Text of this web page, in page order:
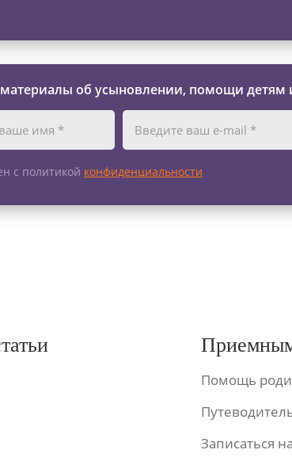
об усыновлении, помощи детям
с политикой конфиденциальности
Помощь
Записаться